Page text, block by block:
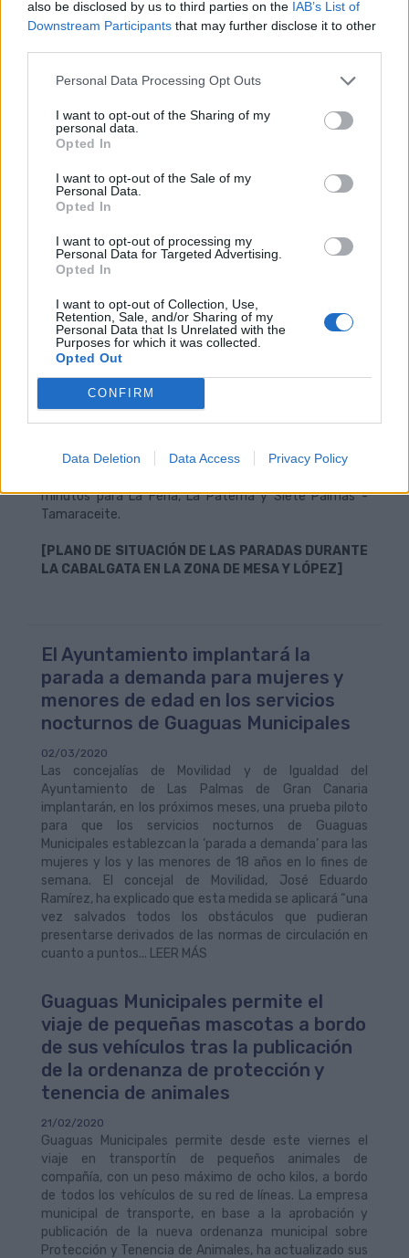
also be disclosed by us to third parties on the IAB’s List of
Downstream Participants that may further disclose it to other
Personal Data Processing Opt Outs
I want to opt-out of the Sharing of my
personal data.
Opted In
I want to opt-out of the Sale of my
Personal Data.
Opted In
I want to opt-out of processing my
Personal Data for Targeted Advertising.
Opted In
I want to opt-out of Collection, Use,
Retention, Sale, and/or Sharing of my
Personal Data that Is Unrelated with the
Purposes for which it was collected.
Opted Out
CONFIRM
Data Deletion Data Access Privacy Policy
Los servicios especiales, distribuidos en cinco líneas
semana de Carnaval –que se prestarán este viernes 28
(celebración de la gala Drag Queen) y sábado 29 de
grancanaria con el Parque de Santa Catalina, lugar que
dispondrá de una terminal de llegada y salida específica
en la rambla de Simón Bolívar (Parque Blanco).
Las cinco líneas especiales –con trayecto de ida y
vuelta- son: 1) Las Rehoyas-Schamann-Escaleritas-
Hoya de la Plata-Vegueta-Triana-Carnaval; 4) La Feria-
Carnaval; y 5) La Paterna-Carnaval. A partir de las
03:30 horas, una vez terminados los eventos en la
con salida desde la misma Terminal del Carnaval, donde
se ha habilitado una taquilla para adquirir los billetes y
bonos.
La ubicación de las paradas de las líneas especiales, en
ambos sentidos, se pueden consultar en la
Estado del Servicio en página web de la empresa. Las
aproximado de 10 minutos, en el caso de San José -
minutos para La Feria, La Paterna y Siete Palmas -
Tamaraceite.
[PLANO DE SITUACIÓN DE LAS PARADAS DURANTE
LA CABALGATA EN LA ZONA DE MESA Y LÓPEZ]
El Ayuntamiento implantará la
parada a demanda para mujeres y
menores de edad en los servicios
nocturnos de Guaguas Municipales
02/03/2020
Las concejalías de Movilidad y de Igualdad del
Ayuntamiento de Las Palmas de Gran Canaria
implantarán, en los próximos meses, una prueba piloto
para que los servicios nocturnos de Guaguas
Municipales establezcan la ‘parada a demanda’ para las
mujeres y los y las menores de 18 años en lo fines de
semana. El concejal de Movilidad, José Eduardo
Ramírez, ha explicado que esta medida se aplicará “una
vez salvados todos los obstáculos que pudieran
presentarse derivados de las normas de circulación en
cuanto a puntos... LEER MÁS
Guaguas Municipales permite el
viaje de pequeñas mascotas a bordo
de sus vehículos tras la publicación
de la ordenanza de protección y
tenencia de animales
21/02/2020
Guaguas Municipales permite desde este viernes el
viaje en transportín de pequeños animales de
compañía, con un peso máximo de ocho kilos, a bordo
de todos los vehículos de su red de líneas. La empresa
municipal de transporte, en base a la aprobación y
publicación de la nueva ordenanza municipal sobre
Protección y Tenencia de Animales, ha actualizado sus